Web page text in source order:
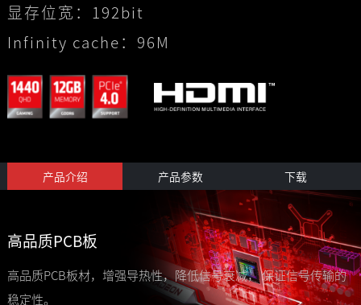
显存位宽： 192bit
Infinity cache： 96M
产品介绍 产品参数 下载
高品质PCB板
高品质PCB板材，增强导热性，降低信号衰减， 保证信号传输的
稳定性。